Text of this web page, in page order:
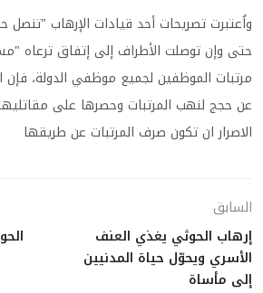
واُعتبرت تصريحات أحد قيادات الإرهاب
حتى وإن توصلت الأطراف إلى إتفاق ترعاه
مرتبات الموظفين لجميع موظفي الدولة،
عن حجج لنهب المرتبات وحصرها على
الاصرار ان تكون صرف المرتبات عن طريقها
السابق
إرهاب الحوثي يغذي العنف
الأسري ويحوّل حياة المدنيين
إلى مأساة